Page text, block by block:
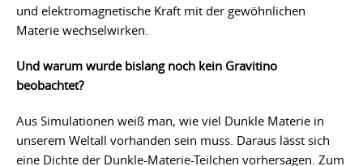
und elektromagnetische Kraft mit der gewöhnlichen
Materie wechselwirken.
Und warum wurde bislang noch kein Gravitino
beobachtet?
Aus Simulationen weiß man, wie viel Dunkle Materie in
unserem Weltall vorhanden sein muss. Daraus lässt sich
eine Dichte der Dunkle-Materie-Teilchen vorhersagen. Zum